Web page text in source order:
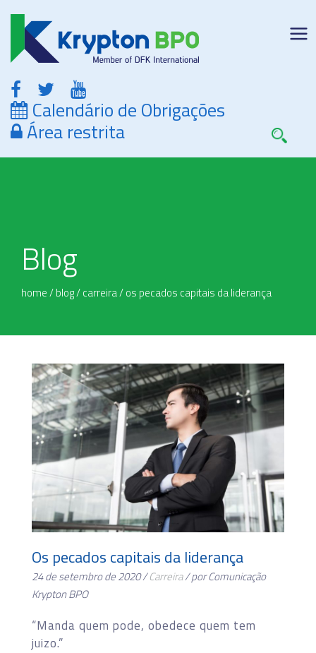
Calendário de Obrigações
Área restrita
Blog
home/blog/carreira/os pecados capitais da liderança
Os pecados capitais da liderança
24 de setembro de 2020 /Carreira/ por Comunicação
Krypton BPO
“Manda quem pode, obedece quem tem
juizo.”